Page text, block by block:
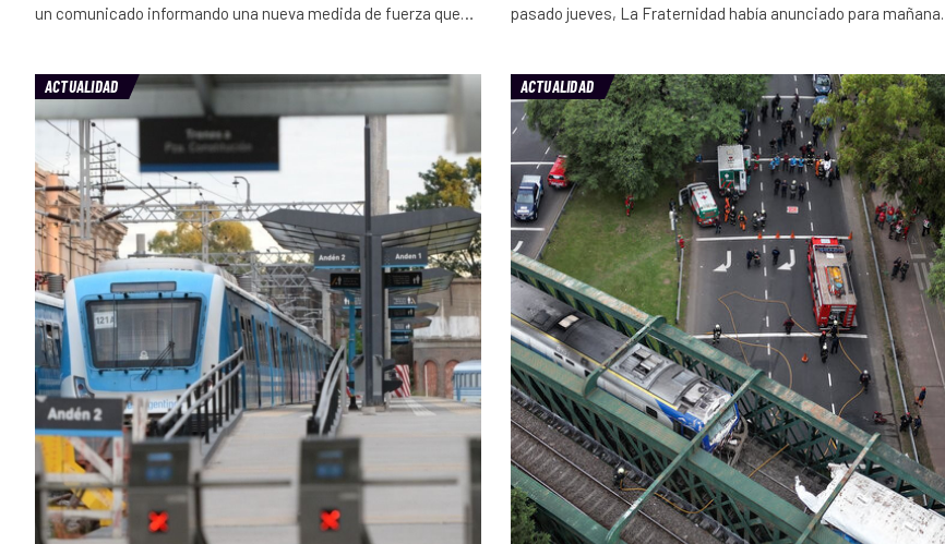
un comunicado informando una nueva medida de fuerza que…
pasado jueves, La Fraternidad había anunciado para mañana…
ACTUALIDAD ACTUALIDAD